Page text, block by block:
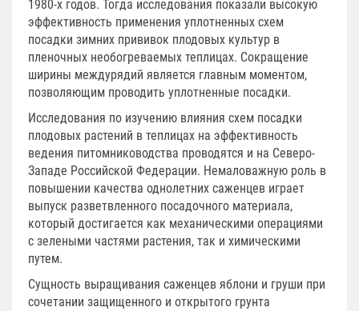
1980-х годов. Тогда исследования показали высокую
эффективность применения уплотненных схем
посадки зимних прививок плодовых культур в
пленочных необогреваемых теплицах. Сокращение
ширины междурядий является главным моментом,
позволяющим проводить уплотненные посадки.
Исследования по изучению влияния схем посадки
плодовых растений в теплицах на эффективность
ведения питомниководства проводятся и на Северо-
Западе Российской Федерации. Немаловажную роль в
повышении качества однолетних саженцев играет
выпуск разветвленного посадочного материала,
который достигается как механическими операциями
с зелеными частями растения, так и химическими
путем.
Сущность выращивания саженцев яблони и груши при
сочетании защищенного и открытого грунта